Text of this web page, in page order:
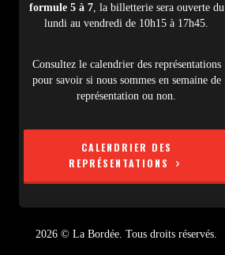
formule 5 à 7, la billetterie sera ouverte du
lundi au vendredi de 10h15 à 17h45.
Consultez le calendrier des représentations
pour savoir si nous sommes en semaine de
représentation ou non.
CALENDRIER DES
REPRÉSENTATIONS
2026 © La Bordée. Tous droits réservés.